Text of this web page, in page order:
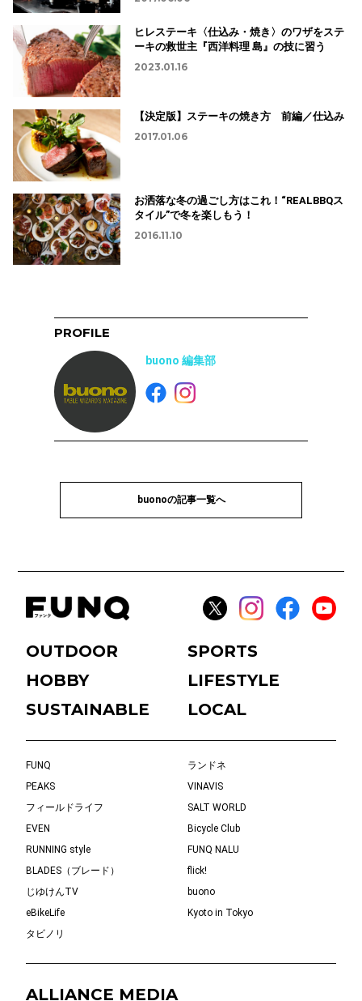
ヒレステーキ〈仕込み・焼き〉のワザをステ
ーキの救世主『西洋料理 島』の技に習う
2023.01.16
【決定版】ステーキの焼き方 前編／仕込み
2017.01.06
お洒落な冬の過ごし方はこれ！“REALBBQス
タイル”で冬を楽しもう！
2016.11.10
PROFILE
buono 編集部
buonoの記事一覧へ
OUTDOOR
SPORTS
HOBBY
LIFESTYLE
SUSTAINABLE
LOCAL
FUNQ
ランドネ
PEAKS
VINAVIS
フィールドライフ
SALT WORLD
EVEN
Bicycle Club
RUNNING style
FUNQ NALU
BLADES（ブレード）
flick!
じゆけんTV
buono
eBikeLife
Kyoto in Tokyo
タビノリ
ALLIANCE MEDIA